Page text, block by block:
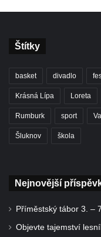
Štítky
basket divadlo
Krásná Lípa Loreta
Rumburk sport
Šluknov škola
Nejnovější
Příměstský tábor 3. –
Objevte tajemství